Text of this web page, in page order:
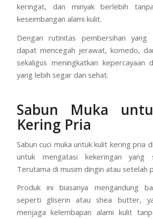
keringat, dan minyak berlebih
keseimbangan alami kulit.
Dengan rutinitas pembersihan yang
dapat mencegah jerawat, komedo,
sekaligus meningkatkan kepercayaan
yang lebih segar dan sehat.
Sabun Muka
Kering Pria
Sabun cuci muka untuk kulit kering pria
untuk mengatasi kekeringan yang
Terutama di musim dingin atau setelah
Produk ini biasanya mengandung
seperti gliserin atau shea butter,
menjaga kelembapan alami kulit